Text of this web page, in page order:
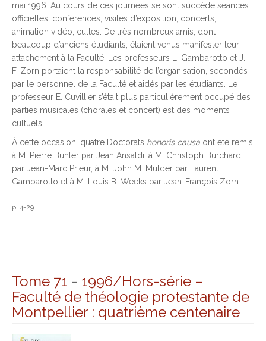
mai 1996. Au cours de ces journées se sont succédé séances
officielles, conférences, visites d’exposition, concerts,
animation vidéo, cultes. De très nombreux amis, dont
beaucoup d’anciens étudiants, étaient venus manifester leur
attachement à la Faculté. Les professeurs L. Gambarotto et J.-
F. Zorn portaient la responsabilité de l’organisation, secondés
par le personnel de la Faculté et aidés par les étudiants. Le
professeur E. Cuvillier s’était plus particulièrement occupé des
parties musicales (chorales et concert) est des moments
cultuels.
À cette occasion, quatre Doctorats honoris causa ont été remis
à M. Pierre Bühler par Jean Ansaldi, à M. Christoph Burchard
par Jean-Marc Prieur, à M. John M. Mulder par Laurent
Gambarotto et à M. Louis B. Weeks par Jean-François Zorn.
p. 4-29
Tome 71 - 1996/Hors-série –
Faculté de théologie protestante de
Montpellier : quatrième centenaire